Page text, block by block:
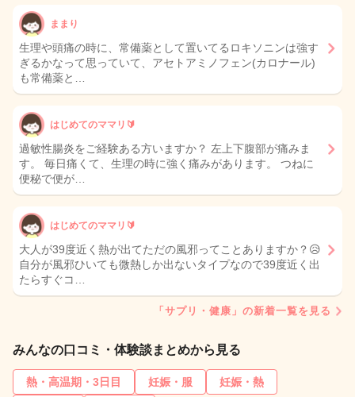
ままり
生理や頭痛の時に、常備薬として置いてるロキソニンは強す
ぎるかなって思っていて、アセトアミノフェン(カロナール)
も常備薬と…
はじめてのママリ🔰
過敏性腸炎をご経験ある方いますか？ 左上下腹部が痛みま
す。 毎日痛くて、生理の時に強く痛みがあります。 つねに
便秘で便が…
はじめてのママリ🔰
大人が39度近く熱が出てただの風邪ってことありますか？😥
自分が風邪ひいても微熱しか出ないタイプなので39度近く出
たらすぐコ…
「サプリ・健康」の新着一覧を見る
みんなの口コミ・体験談まとめから見る
熱・高温期・3日目 妊娠・服
妊娠・熱